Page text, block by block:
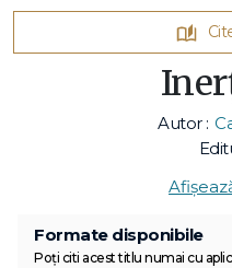
Autor :
Formate disponibile
Poți citi acest titlu numai cu